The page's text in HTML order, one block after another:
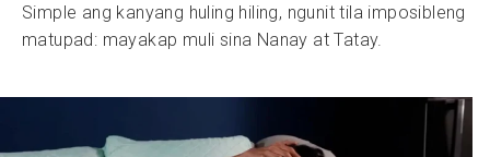
Simple ang kanyang huling hiling, ngunit tila imposibleng
matupad: mayakap muli sina Nanay at Tatay.